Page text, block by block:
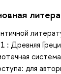
: Древняя
для